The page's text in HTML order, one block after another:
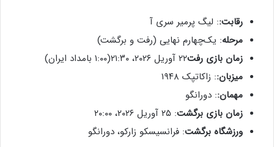
رقابت:: لیگ پرمیر سری آ
مرحله: یک‌چهارم نهایی (رفت و برگشت)
زمان بازی رفت۲۲ آوریل ۲۰۲۶، ۲۱:۳۰
(۱:۰۰ بامداد ایران)
میزبان:: زاکاتپک ۱۹۴۸
مهمان:: دورانگو
زمان بازی برگشت: ۲۵ آوریل ۲۰۲۶، ۲۰:۰۰
ورزشگاه برگشت: فرانسیسکو زارکو، دورانگو